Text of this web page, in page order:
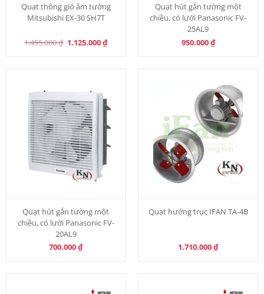
Quạt thông gió âm tường
Mitsubishi EX-30 SH7T
1.455.000₫ Original
price
1.125.000₫Current
price
Quạt hút gắn tường một
chiều, có lưới Panasonic FV-
25AL9
950.000₫
Quạt hút gắn tường một
chiều, có lưới Panasonic FV-
20AL9
700.000₫
Quạt hướng trục IFAN TA-4B
1.710.000₫